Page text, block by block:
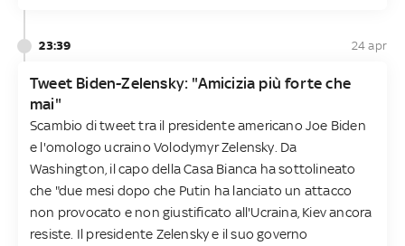
23:39 24 apr
Tweet Biden-Zelensky: "Amicizia più forte che
mai"
Scambio di tweet tra il presidente americano Joe Biden
e l'omologo ucraino Volodymyr Zelensky. Da
Washington, il capo della Casa Bianca ha sottolineato
che "due mesi dopo che Putin ha lanciato un attacco
non provocato e non giustificato all'Ucraina, Kiev ancora
resiste. Il presidente Zelensky e il suo governo